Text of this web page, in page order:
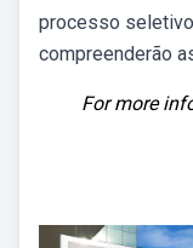
processo
compreenderão
For more